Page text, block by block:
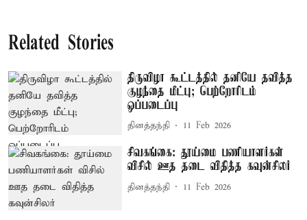
Related Stories
திருவிழா கூட்டத்தில் தனியே தவித்த
குழந்தை மீட்பு; பெற்றோரிடம்
ஒப்படைப்பு
தினத்தந்தி 11 Feb 2026
சிவகங்கை: தூய்மை பணியாளர்கள்
விசில் ஊத தடை விதித்த கவுன்சிலர்
தினத்தந்தி 11 Feb 2026